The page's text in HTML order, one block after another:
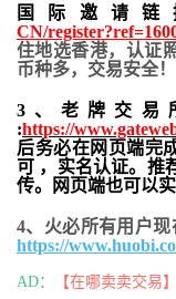
国际邀请链
CN/
住地选香港，认证
币种多，交易安全！
3、老牌交易
:https://
后务必在网页端完
可 ，实名认证。推
传。网页端也可以实
4、火必所有用户
https://
AD： 【在哪卖卖交易】